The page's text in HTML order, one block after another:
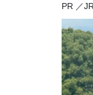
PR ／